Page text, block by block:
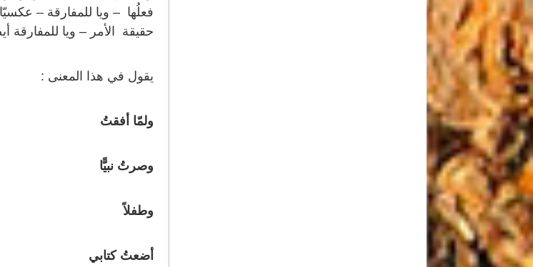
فعلُها – ويا للمفارقة –
حقيقة الأمر – ويا للمفارقة
يقول في هذا المعنى :
ولمّا أفقتُ
وصرتُ نبيًّا
وطفلاً
أضعتُ كتابي